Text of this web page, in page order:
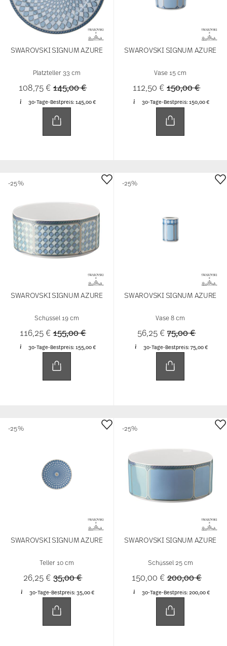
SWAROVSKI SIGNUM AZURE
Platzteller 33 cm
108,75 €Price reduced from
145,00 €to
30-Tage-Bestpreis: 145,00 €
SWAROVSKI SIGNUM AZURE
Vase 15 cm
112,50 €Price reduced
150,00 €to
30-Tage-Bestpreis:150,00 €
SWAROVSKI SIGNUM AZURE
Schüssel 19 cm
116,25 €Price reduced from
155,00 €to
30-Tage-Bestpreis: 155,00 €
-25%
SWAROVSKI SIGNUM AZURE
Vase 8 cm
56,25 €Price reduced
75,00 €to
30-Tage-Bestpreis:75,00 €
-25%
SWAROVSKI SIGNUM AZURE
Teller 10 cm
26,25 €Price reduced from
35,00 €to
30-Tage-Bestpreis:35,00 €
-25%
SWAROVSKI SIGNUM AZURE
Schüssel 25 cm
150,00 €Price reduced
200,00 €to
30-Tage-Bestpreis: 200,00 €
-25%